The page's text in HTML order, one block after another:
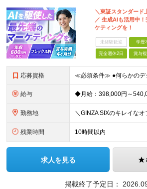
＼東証スタンダード
／ 生成AIも活用中
ケティングを！
未経験歓迎 学歴
完全週休2日 賞与
応募資格
給与
勤務地
残業時間 10時間以内
求人を見る
掲載終了予定日：